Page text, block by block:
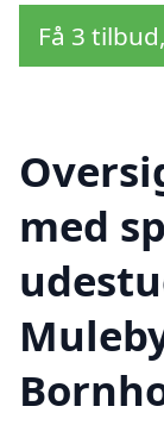
Få 3
med